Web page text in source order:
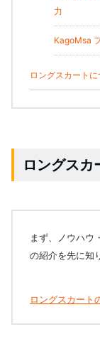
力
KagoMsa
ロングスカート
ロングスカ
まず、ノウハウ
の紹介を先に知
ロングスカート